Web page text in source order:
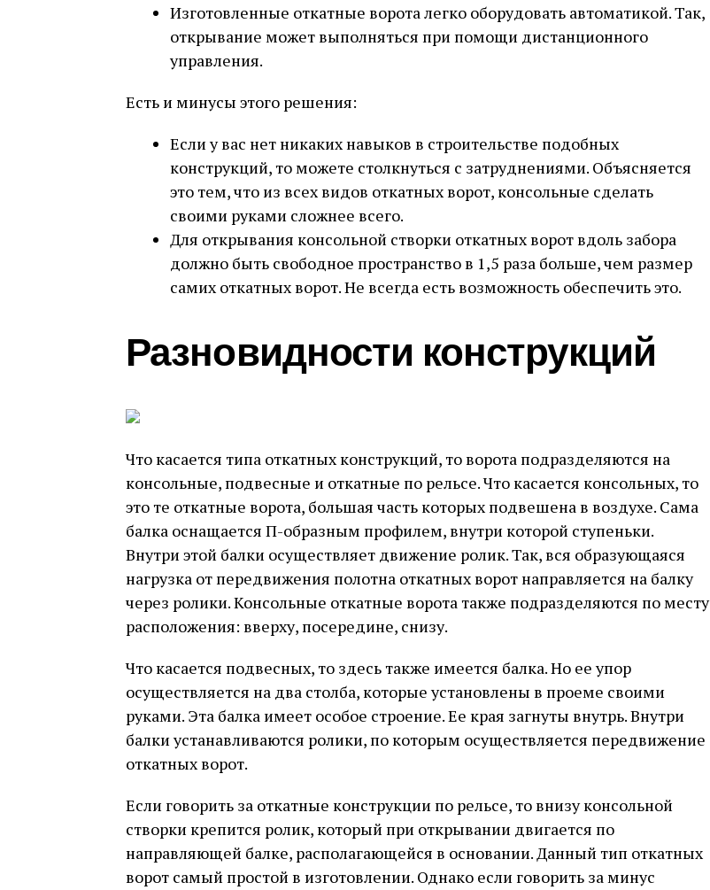
Изготовленные откатные ворота легко оборудовать автоматикой. Так,
открывание может выполняться при помощи дистанционного
управления.
Есть и минусы этого решения:
Если у вас нет никаких навыков в строительстве подобных
конструкций, то можете столкнуться с затруднениями. Объясняется
это тем, что из всех видов откатных ворот, консольные сделать
своими руками сложнее всего.
Для открывания консольной створки откатных ворот вдоль забора
должно быть свободное пространство в 1,5 раза больше, чем размер
самих откатных ворот. Не всегда есть возможность обеспечить это.
Разновидности конструкций
Что касается типа откатных конструкций, то ворота подразделяются на
консольные, подвесные и откатные по рельсе. Что касается консольных, то
это те откатные ворота, большая часть которых подвешена в воздухе. Сама
балка оснащается П-образным профилем, внутри которой ступеньки.
Внутри этой балки осуществляет движение ролик. Так, вся образующаяся
нагрузка от передвижения полотна откатных ворот направляется на балку
через ролики. Консольные откатные ворота также подразделяются по месту
расположения: вверху, посередине, снизу.
Что касается подвесных, то здесь также имеется балка. Но ее упор
осуществляется на два столба, которые установлены в проеме своими
руками. Эта балка имеет особое строение. Ее края загнуты внутрь. Внутри
балки устанавливаются ролики, по которым осуществляется передвижение
откатных ворот.
Если говорить за откатные конструкции по рельсе, то внизу консольной
створки крепится ролик, который при открывании двигается по
направляющей балке, располагающейся в основании. Данный тип откатных
ворот самый простой в изготовлении. Однако если говорить за минус